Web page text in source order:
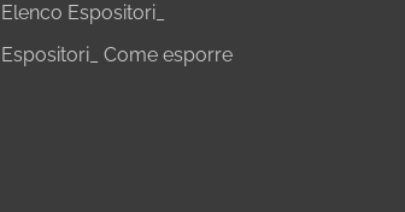
Elenco Espositori_
Espositori_ Come esporre